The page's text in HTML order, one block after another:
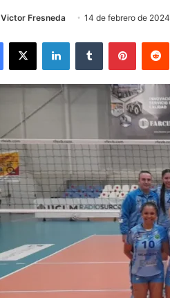
Victor Fresneda 14 de febrero de 2024